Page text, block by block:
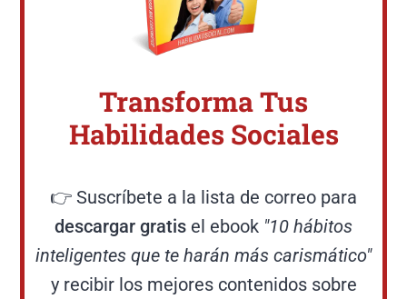
Transforma Tus
Habilidades Sociales
👉 Suscríbete a la lista de correo para
descargar gratis el ebook "10 hábitos
inteligentes que te harán más carismático"
y recibir los mejores contenidos sobre